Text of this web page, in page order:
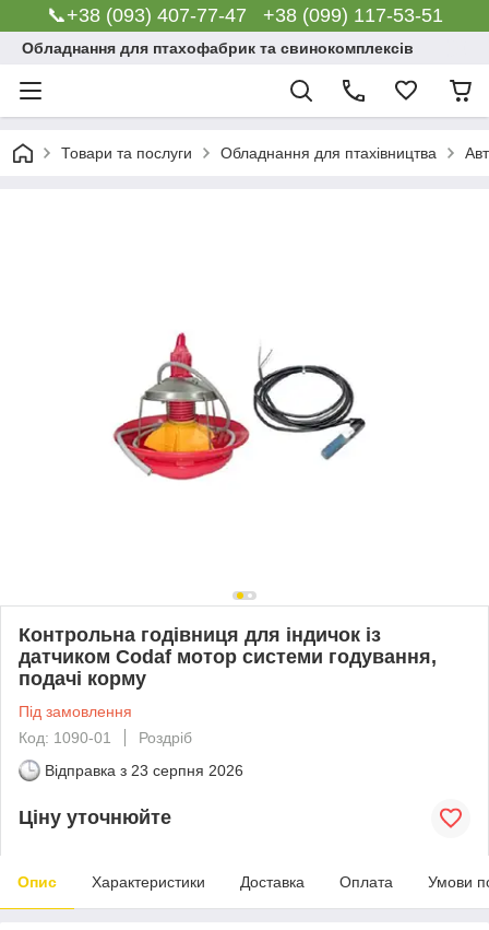
📞+38 (093) 407-77-47 +38 (099) 117-53-51
Обладнання для птахофабрик та свинокомплексів
Товари та послуги Обладнання для птахівництва
Контрольна годівниця для індичок із
датчиком Codaf мотор системи годування,
подачі корму
Під замовлення
Код: 1090-01
Роздріб
Відправка з 23 серпня 2026
Ціну уточнюйте
Опис Характеристики Доставка Оплата Умови